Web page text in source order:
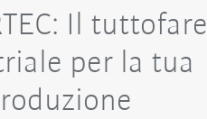
Il tuttofare
per la tua